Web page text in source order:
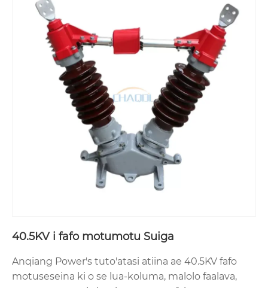
1. E fautuaina e le Anqiang Power ia faʻataʻitaʻiga
faʻataʻitaʻiga e vavae ese ai i tagata faʻatau e faʻavae
i luga o manaʻoga matagaluega, tulaga o le
siosiomaga, ma tulaga manaʻomia tulaga
saogalemu;
2. Matou te faʻatautaia le tele o ituaiga suʻega mai
mea mataʻutia i oloa maeʻa e faʻamautinoa ai le
faʻatuatuaina lelei o oloa uma aʻo leʻi alu ese mai le
fale gaosimea;
3. A maeʻa le galulue faʻatasi, o le a tuʻuina atu e
Anqiang taʻiala faʻapipiʻi, faʻatonuina auaunaga, ma
aʻoaʻoga faʻagaioiga saogalemu mulimuli ane;
4. O le a tuʻuina atu foi e Anqiang vaega faʻapitoa
avanoa e lagolago ai le saogalemu ma le mautu o
40.5KV i fafo motumotu Suiga
Anqiang Power's tuto'atasi atiina ae 40.5KV fafo
motuseseina ki o se lua-koluma, malolo faalava,